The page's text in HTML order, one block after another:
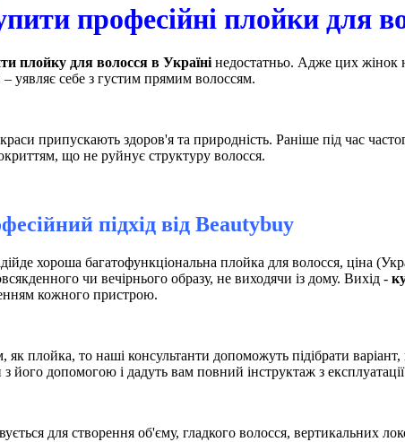
професійні плойки для
плойку для волосся в Україні недостатньо. Адже цих жінок
уявляє себе з густим прямим волоссям.
припускають здоров'я та природність. Раніше під час
що не руйнує структуру волосся.
підхід від Вeautybuy
хороша багатофункціональна плойка для волосся, ціна
чи вечірнього образу, не виходячи із дому. Вихід -
кожного пристрою.
плойка, то наші консультанти допоможуть підібрати
його допомогою і дадуть вам повний інструктаж з
для створення об'єму, гладкого волосся, вертикальних